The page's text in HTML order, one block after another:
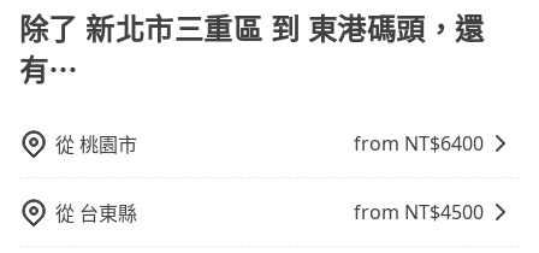
車率，也就是提高俗稱「回頭車」的比例。這不僅體現
在成本的控制，更是在傳統旺季（年假、端午、中秋、
雙十等）能用更少的司機來服務更多的旅客，意味著使
低，如此便反應在服務品質的控管會更佳。但tripool網
保證前一天中午以前均可全額取消退費，如已經決定好
要從新北市三重區去東港碼頭，請儘早下訂以把握最划
客車最多座位數量就是9人，如扣掉司機就只能乘坐8位
乘客，如果要10人以上就是營業大客車的範疇，也就是
中型巴士或大型遊覽車。非法改裝的車輛，不僅與車輛
請下車終止行程事小，如果發生意外，保險公司可不予
賠償就事大了。千萬別為了省小錢而把朋友親人的安全
給賭上。通常人數沒有超過10位，建議預約一台九人座
與一台小轎車比較划算，如人數超過12位就一定是叫一
除了 新北市三重區 到 東港碼頭，還
有⋯
從桃園市 from NT$6400
從 台東縣 from NT$4500